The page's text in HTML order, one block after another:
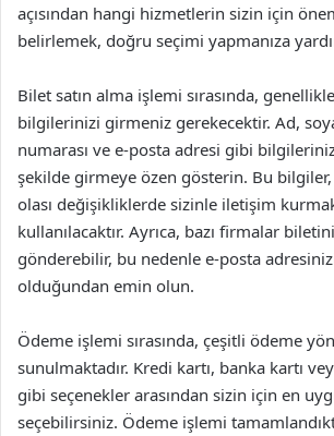
açısından hangi hizmetlerin sizin için
belirlemek, doğru seçimi yapmanıza
Bilet satın alma işlemi sırasında,
bilgilerinizi girmeniz gerekecektir. Ad,
numarası ve e-posta adresi gibi
şekilde girmeye özen gösterin. Bu
olası değişikliklerde sizinle iletişim
kullanılacaktır. Ayrıca, bazı firmalar
gönderebilir, bu nedenle e-posta
olduğundan emin olun.
Ödeme işlemi sırasında, çeşitli ödeme
sunulmaktadır. Kredi kartı, banka kartı
gibi seçenekler arasından sizin için en
seçebilirsiniz. Ödeme işlemi